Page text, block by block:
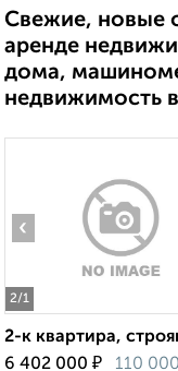
Свежие, новые
аренде
дома,
недвижимость
2/1
‹
2-к квартира,
6 402 000 ₽ 110 000